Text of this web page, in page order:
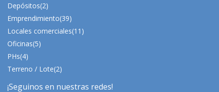
Depósitos(2)
Emprendimiento(39)
Locales comerciales(11)
Oficinas(5)
PHs(4)
Terreno / Lote(2)
¡Seguinos en nuestras redes!